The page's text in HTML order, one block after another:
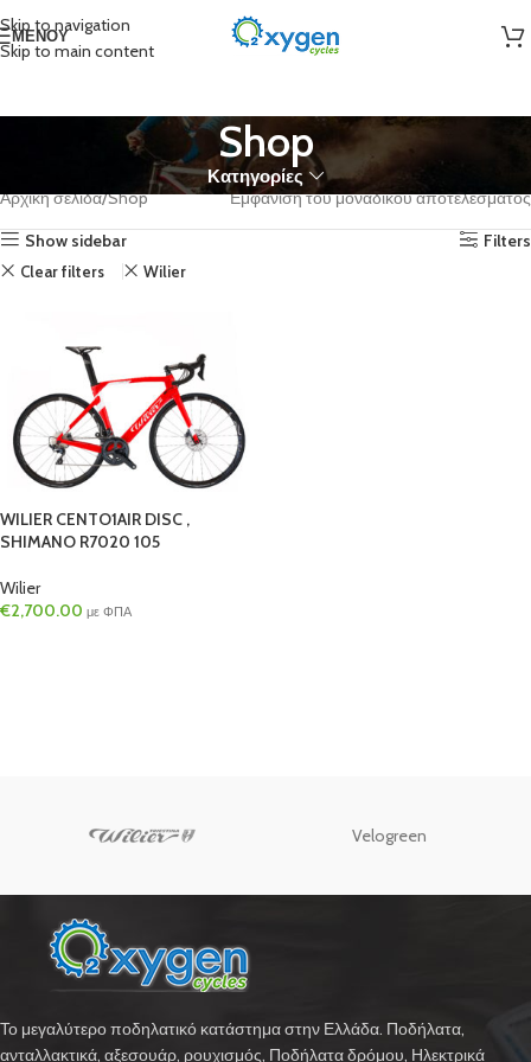
Skip to navigation
Skip to main content
ΜΕΝΟΎ
Shop
Κατηγορίες
Αρχική σελίδα Shop
Εμφάνιση του μοναδικού αποτελέσματος
Show sidebar
Filters
Clear filters Wilier
WILIER CENTO1AIR DISC ,
SHIMANO R7020 105
Wilier
€2,700.00 με ΦΠΑ
Velogreen
Το μεγαλύτερο ποδηλατικό κατάστημα στην Ελλάδα. Ποδήλατα,
ανταλλακτικά, αξεσουάρ, ρουχισμός, Ποδήλατα δρόμου, Ηλεκτρικά